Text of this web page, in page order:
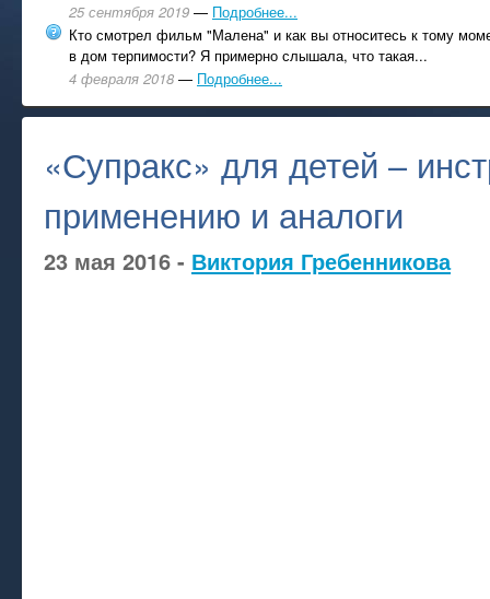
25 сентября 2019 — Подробнее...
Кто смотрел фильм "Малена" и как вы относитесь к тому
в дом терпимости? Я примерно слышала, что такая...
4 февраля 2018 — Подробнее...
«Супракс» для детей –
применению и аналоги
23 мая 2016 - Виктория Гребенникова